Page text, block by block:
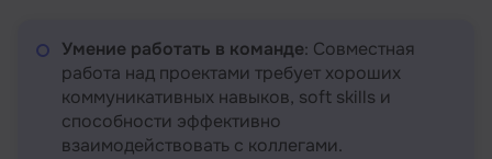
Умение работать в команде: Совместная
работа над проектами требует хороших
коммуникативных навыков, soft skills и
способности эффективно
взаимодействовать с коллегами.